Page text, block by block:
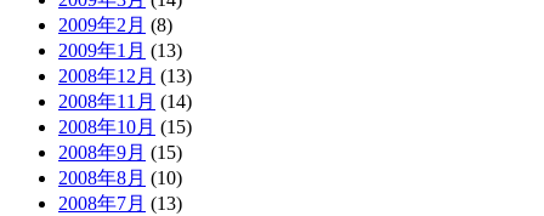
2009年2月 (8)
2009年1月 (13)
2008年12月 (13)
2008年11月 (14)
2008年10月 (15)
2008年9月 (15)
2008年8月 (10)
2008年7月 (13)